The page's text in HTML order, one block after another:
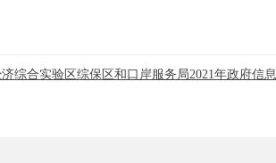
综合实验区综保区和口岸服务局2021年政府信